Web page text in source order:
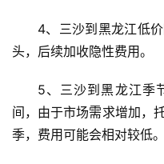
4、三沙到黑龙江低
头，后续加收隐性费用。
5、三沙到黑龙江季
间，由于市场需求增加，
季，费用可能会相对较低。